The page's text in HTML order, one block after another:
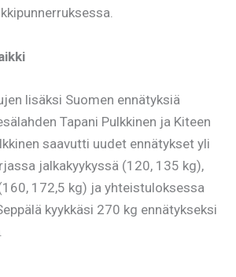
lisäksi Suomen ennätyksiä
Tapani Pulkkinen ja Kiteen
saavutti uudet ennätykset yli
jalkakyykyssä (120, 135 kg),
172,5 kg) ja yhteistuloksessa
kyykkäsi 270 kg ennätykseksi